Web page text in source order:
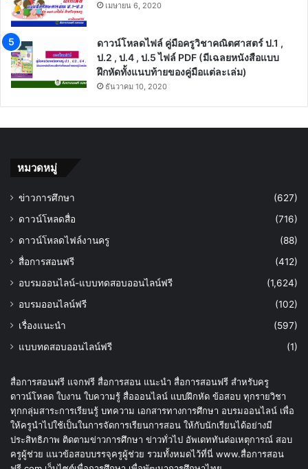
เมษายน 6, 2020
ดาวน์โหลดไฟล์ คู่มือครูวิชาคณิตศาสตร์ ป.1 ,
ป.2 , ป.4 , ป.5 ไฟล์ PDF (มีเฉลยหนังสือแบบ
ฝึกหัดทั้งแนบท้ายของคู่มือแต่ละเล่ม)
ธันวาคม 10, 2020
หมวดหมู่
ข่าวการศึกษา
(627)
ดาวน์โหลดสื่อ
(716)
ดาวน์โหลดไฟล์งานครู
(88)
สื่อการสอนฟรี
(412)
อบรมออนไลน์-แบบทดสอบออนไลน์ฟรี
(1,624)
อบรมออนไลน์ฟรี
(102)
เรื่องแนะนำ
(597)
แบบทดสอบออนไลน์ฟรี
(1)
สื่อการสอนฟรี แจกฟรี สื่อการสอน แนะนำ สื่อการสอนฟรี สำหรับครู
ดาวน์โหลด ใบงาน ใบความรู้ สื่อออนไลน์ แบบฝึกหัด ข้อสอบ ทุกรายวิชา
ทุกกลุ่มสาระการเรียนรู้ บทความ เอกสารทางการศึกษา อบรมออนไลน์ เพื่อ
ให้ครูนำไปใช้เป็นในการจัดการเรียนการสอน ให้กับนักเรียนได้อย่างมี
ประสิทธิภาพ ติดตามข่าวการศึกษา ข่าวทั่วไป อัพเดททันต่อเหตุการณ์ สอบ
ครูผู้ช่วย แนวข้อสอบบรรจุครูผู้ช่วย รวมทั้งหมดไว้ที่นี่ www.สื่อการสอน